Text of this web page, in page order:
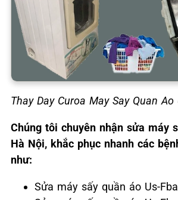
Thay Day Curoa May Say Quan Ao
Chúng tôi chuyên nhận sửa máy
Hà Nội, khắc phục nhanh các
như:
Sửa máy sấy quần áo Us-